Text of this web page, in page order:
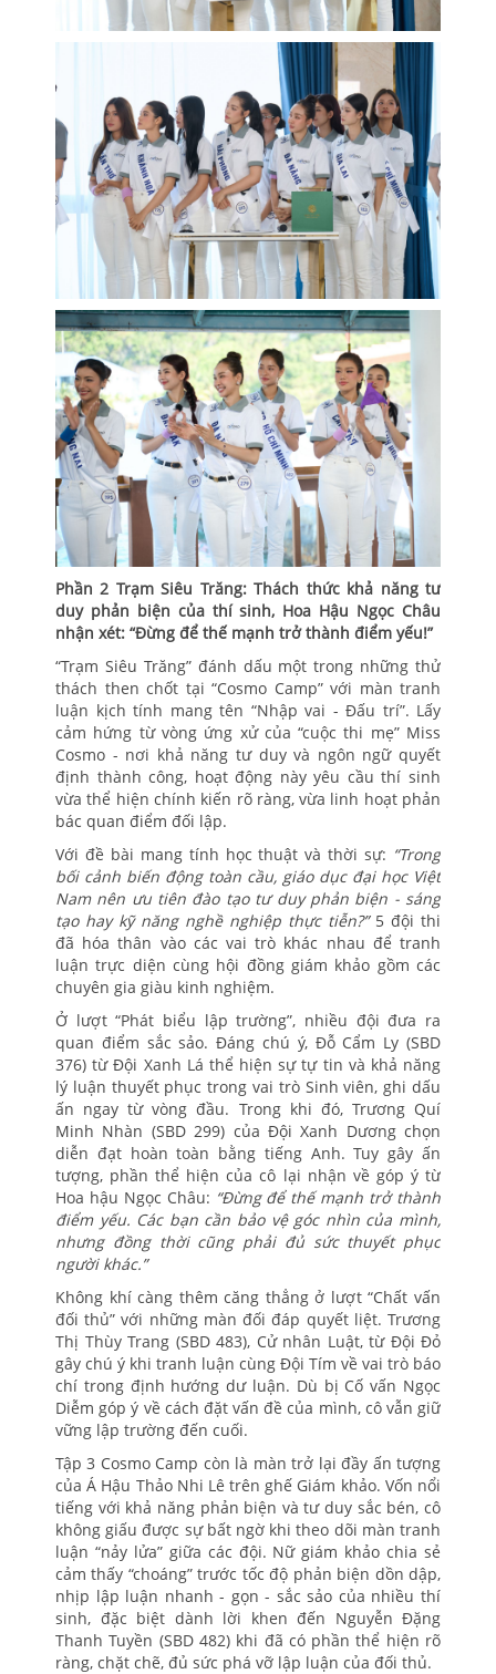
Phần 2 Trạm Siêu Trăng: Thách thức khả năng tư
duy phản biện của thí sinh, Hoa Hậu Ngọc Châu
nhận xét: “Đừng để thế mạnh trở thành điểm yếu!”
“Trạm Siêu Trăng” đánh dấu một trong những thử
thách then chốt tại “Cosmo Camp” với màn tranh
luận kịch tính mang tên “Nhập vai - Đấu trí”. Lấy
cảm hứng từ vòng ứng xử của “cuộc thi mẹ” Miss
Cosmo - nơi khả năng tư duy và ngôn ngữ quyết
định thành công, hoạt động này yêu cầu thí sinh
vừa thể hiện chính kiến rõ ràng, vừa linh hoạt phản
bác quan điểm đối lập.
Với đề bài mang tính học thuật và thời sự: “Trong
bối cảnh biến động toàn cầu, giáo dục đại học Việt
Nam nên ưu tiên đào tạo tư duy phản biện - sáng
tạo hay kỹ năng nghề nghiệp thực tiễn?”5 đội thi
đã hóa thân vào các vai trò khác nhau để tranh
luận trực diện cùng hội đồng giám khảo gồm các
chuyên gia giàu kinh nghiệm.
Ở lượt “Phát biểu lập trường”, nhiều đội đưa ra
quan điểm sắc sảo. Đáng chú ý, Đỗ Cẩm Ly (SBD
376) từ Đội Xanh Lá thể hiện sự tự tin và khả năng
lý luận thuyết phục trong vai trò Sinh viên, ghi dấu
ấn ngay từ vòng đầu. Trong khi đó, Trương Quí
Minh Nhàn (SBD 299) của Đội Xanh Dương chọn
diễn đạt hoàn toàn bằng tiếng Anh. Tuy gây ấn
tượng, phần thể hiện của cô lại nhận về góp ý từ
Hoa hậu Ngọc Châu: “Đừng để thế mạnh trở thành
điểm yếu. Các bạn cần bảo vệ góc nhìn của mình,
nhưng đồng thời cũng phải đủ sức thuyết phục
người khác.”
Không khí càng thêm căng thẳng ở lượt “Chất vấn
đối thủ” với những màn đối đáp quyết liệt. Trương
Thị Thùy Trang (SBD 483), Cử nhân Luật, từ Đội Đỏ
gây chú ý khi tranh luận cùng Đội Tím về vai trò báo
chí trong định hướng dư luận. Dù bị Cố vấn Ngọc
Diễm góp ý về cách đặt vấn đề của mình, cô vẫn giữ
vững lập trường đến cuối.
Tập 3 Cosmo Camp còn là màn trở lại đầy ấn tượng
của Á Hậu Thảo Nhi Lê trên ghế Giám khảo. Vốn nổi
tiếng với khả năng phản biện và tư duy sắc bén, cô
không giấu được sự bất ngờ khi theo dõi màn tranh
luận “nảy lửa” giữa các đội. Nữ giám khảo chia sẻ
cảm thấy “choáng” trước tốc độ phản biện dồn dập,
nhịp lập luận nhanh - gọn - sắc sảo của nhiều thí
sinh, đặc biệt dành lời khen đến Nguyễn Đặng
Thanh Tuyền (SBD 482) khi đã có phần thể hiện rõ
ràng, chặt chẽ, đủ sức phá vỡ lập luận của đối thủ.